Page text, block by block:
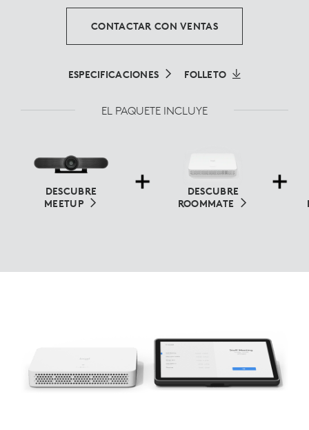
CONTACTAR CON VENTAS
ESPECIFICACIONES FOLLETO
EL PAQUETE INCLUYE
DESCUBRE
MEETUP
DESCUBRE
ROOMMATE